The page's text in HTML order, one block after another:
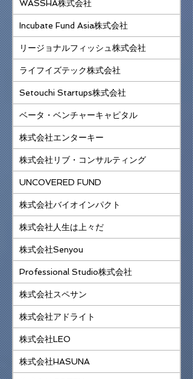
WASSHA株式会社
Incubate Fund Asia株式会社
リージョナルフィッシュ株式会社
ライフイズテック株式会社
Setouchi Startups株式会社
ベータ・ベンチャーキャピタル
株式会社エンターキー
株式会社リブ・コンサルティング
UNCOVERED FUND
株式会社バイオインパクト
株式会社人生は上々だ
株式会社Senyou
Professional Studio株式会社
株式会社スペサン
株式会社アドライト
株式会社LEO
株式会社HASUNA